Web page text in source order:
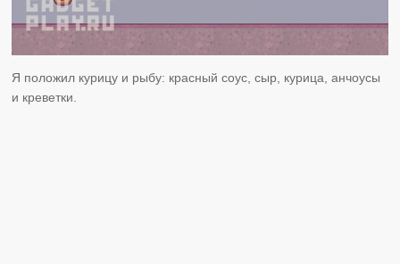
Я положил курицу и рыбу: красный соус, сыр, курица, анчоусы
и креветки.